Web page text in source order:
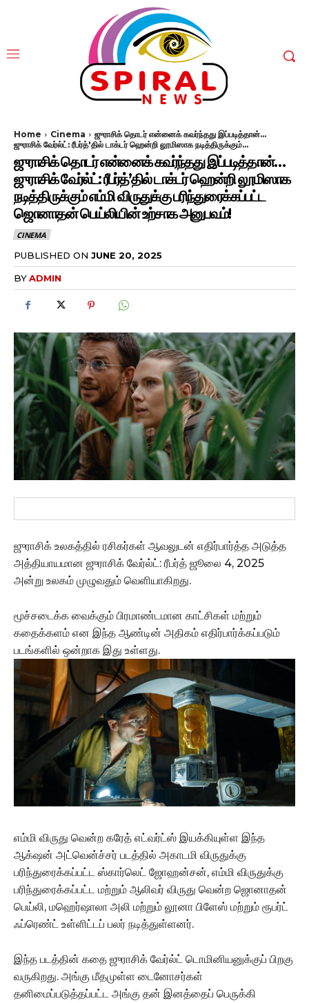
Home Cinema
ஜுராசிக் தொடர் என்னைக் கவர்ந்தது இப்படித்தான்...
ஜுராசிக் வேர்ல்ட்: ரீபர்த்'தில் டாக்டர் ஹென்றி லூமிஸாக நடித்திருக்கும்...
ஜுராசிக் தொடர் என்னைக் கவர்ந்தது இப்படித்தான்…
ஜுராசிக் வேர்ல்ட்: ரீபர்த்’தில் டாக்டர் ஹென்றி லூமிஸாக
நடித்திருக்கும் எம்மி விருதுக்கு பரிந்துரைக்கப்பட்ட
ஜொனாதன் பெய்லியின் உற்சாக அனுபவம்!
CINEMA
PUBLISHED ON JUNE 20, 2025
BYADMIN
ஜுராசிக் உலகத்தில் ரசிகர்கள் ஆவலுடன் எதிர்பார்த்த அடுத்த
அத்தியாயமான ஜுராசிக் வேர்ல்ட்: ரீபர்த் ஜூலை 4, 2025
அன்று உலகம் முழுவதும் வெளியாகிறது.
மூச்சடைக்க வைக்கும் பிரமாண்டமான காட்சிகள் மற்றும்
கதைக்களம் என இந்த ஆண்டின் அதிகம் எதிர்பார்க்கப்படும்
படங்களில் ஒன்றாக இது உள்ளது.
எம்மி விருது வென்ற கரேத் எட்வர்ட்ஸ் இயக்கியுள்ள இந்த
ஆக்‌ஷன் அட்வென்ச்சர் படத்தில் அகாடமி விருதுக்கு
பரிந்துரைக்கப்பட்ட ஸ்கார்லெட் ஜோஹன்சன், எம்மி விருதுக்கு
பரிந்துரைக்கப்பட்ட மற்றும் ஆலிவர் விருது வென்ற ஜொனாதன்
பெய்லி, மஹெர்ஷாலா அலி மற்றும் லூனா பிளேஸ் மற்றும் ரூபர்ட்
ஃப்ரெண்ட் உள்ளிட்டப் பலர் நடித்துள்ளனர்.
இந்த படத்தின் கதை ஜுராசிக் வேர்ல்ட் டொமினியனுக்குப் பிறகு
வருகிறது. அங்கு மீதமுள்ள டைனோசர்கள்
தனிமைப்படுத்தப்பட்ட அங்கு தன் இனத்தைப் பெருக்கி